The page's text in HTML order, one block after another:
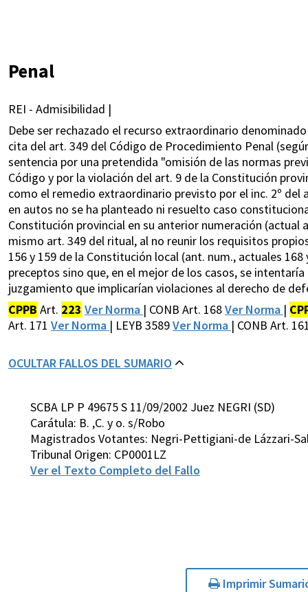
Penal
REI - Admisibilidad |
Debe ser rechazado el recurso extraordinario
cita del art. 349 del Código de Procedimiento Penal
sentencia por una pretendida "omisión de las normas
Código y por la violación del art. 9 de la Constitución
como el remedio extraordinario previsto por el inc. 2º
en autos no se ha planteado ni resuelto caso
Constitución provincial en su anterior numeración (actual
mismo art. 349 del ritual, al no reunir los requisitos
156 y 159 de la Constitución local (ant. num., actuales
preceptos sino que, en el mejor de los casos, se
juzgamiento que implicarían violaciones al derecho de
CPPB Art. 223 Ver Norma | CONB Art. 168Ver Norma |
Art. 171 Ver Norma | LEYB 3589Ver Norma | CONB Art.
OCULTAR FALLOS DEL SUMARIO
SCBA LP P 49675 S 11/09/2002 Juez NEGRI (SD)
Carátula: B. ,C. y o. s/Robo
Magistrados Votantes: Negri-Pettigiani-de Lázzari-
Tribunal Origen: CP0001LZ
Ver el Texto Completo del Fallo
Imprimir